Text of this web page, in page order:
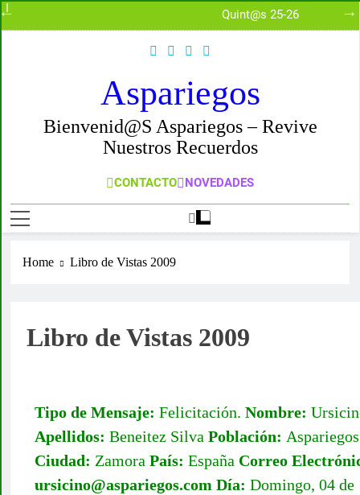
XXIV Certamen de
Aspariegos
Bienvenid@s Aspariegos – Revive
Nuestros Recuerdos
CONTACTO NOVEDADES
Home Libro de Vistas 2009
Libro de Vistas 2009
Tipo de Mensaje: Felicitación. Nombre:
Apellidos: Beneitez Silva Población: Aspariegos
Ciudad: Zamora País: España Correo
ursicino@aspariegos.com Día: Domingo, 04 de